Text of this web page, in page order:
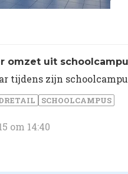
omzet uit
tijdens zijn
SCHOOLCAMPUS
om 14:40